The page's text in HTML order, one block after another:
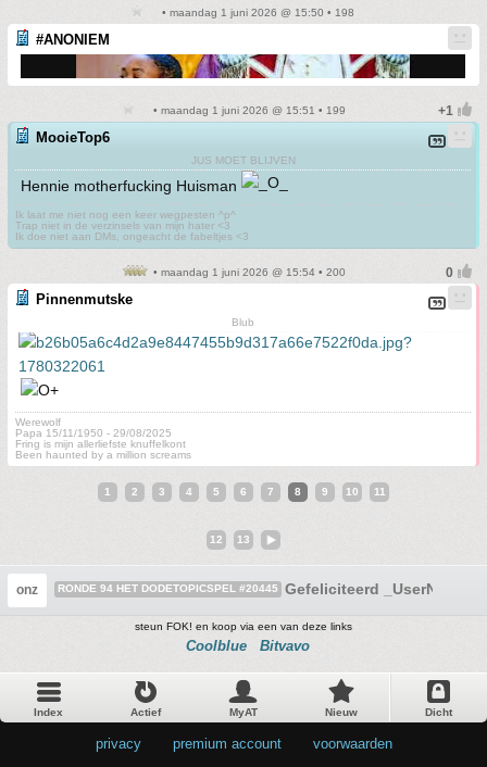
• maandag 1 juni 2026 @ 15:50 • 198
#ANONIEM
• maandag 1 juni 2026 @ 15:51 • 199
MooieTop6
JUS MOET BLIJVEN
Hennie motherfucking Huisman
Ik laat me niet nog een keer wegpesten ^p^
Trap niet in de verzinsels van mijn hater <3
Ik doe niet aan DMs, ongeacht de fabeltjes <3
• maandag 1 juni 2026 @ 15:54 • 200
Pinnenmutske
Blub
Werewolf
Papa 15/11/1950 - 29/08/2025
Fring is mijn allerliefste knuffelkont
Been haunted by a million screams
1 2 3 4 5 6 7 8 9 10 11
12 13
onz RONDE 94 HET DODETOPICSPEL #20445 Gefeliciteerd _UserName_
steun FOK! en koop via een van deze links
Coolblue Bitvavo
Index Actief MyAT Nieuw Dicht
privacy premium account voorwaarden